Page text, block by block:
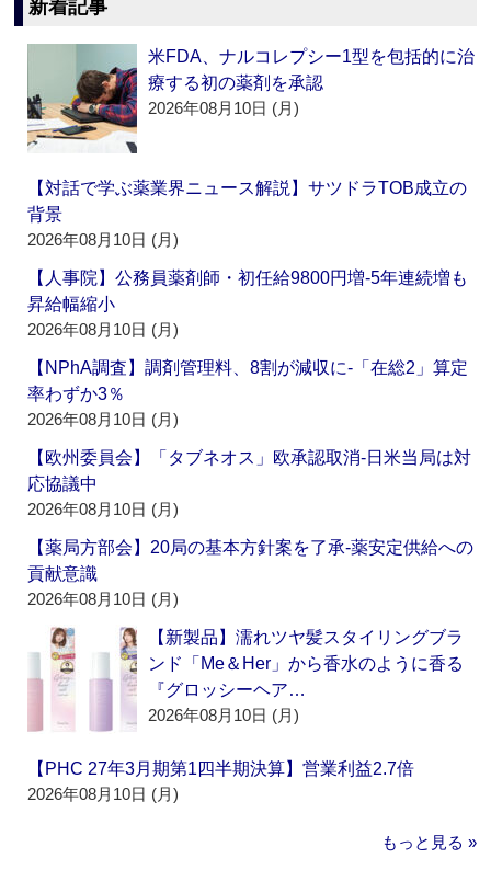
新着記事
米FDA、ナルコレプシー1型を包括的に治
療する初の薬剤を承認
2026年08月10日 (月)
【対話で学ぶ薬業界ニュース解説】サツドラTOB成立の
背景
2026年08月10日 (月)
【人事院】公務員薬剤師・初任給9800円増‐5年連続増も
昇給幅縮小
2026年08月10日 (月)
【NPhA調査】調剤管理料、8割が減収に‐「在総2」算定
率わずか3％
2026年08月10日 (月)
【欧州委員会】「タブネオス」欧承認取消‐日米当局は対
応協議中
2026年08月10日 (月)
【薬局方部会】20局の基本方針案を了承‐薬安定供給への
貢献意識
2026年08月10日 (月)
【新製品】濡れツヤ髪スタイリングブラ
ンド「Me＆Her」から香水のように香る
『グロッシーヘア…
2026年08月10日 (月)
【PHC 27年3月期第1四半期決算】営業利益2.7倍
2026年08月10日 (月)
もっと見る »